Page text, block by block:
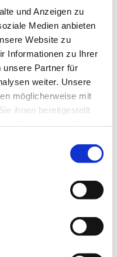
und Anzeigen zu
Medien anbieten
Website zu
Informationen zu Ihrer
unsere Partner für
weiter. Unsere
möglicherweise mit
ihnen bereitgestellt
auch